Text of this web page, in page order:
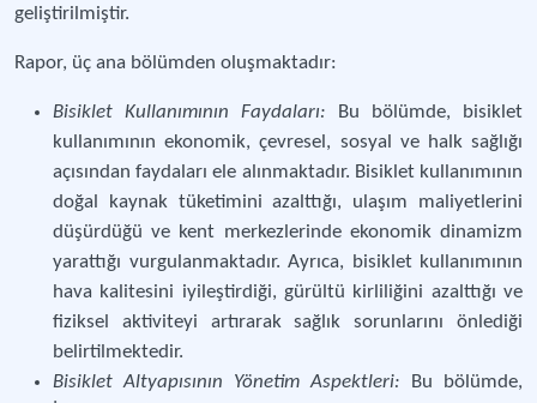
geliştirilmiştir.
Rapor, üç ana bölümden oluşmaktadır:
Bisiklet Kullanımının Faydaları:
Bu bölümde, bisiklet
kullanımının ekonomik, çevresel, sosyal ve halk sağlığı
açısından faydaları ele alınmaktadır. Bisiklet kullanımının
doğal kaynak tüketimini azalttığı, ulaşım maliyetlerini
düşürdüğü ve kent merkezlerinde ekonomik dinamizm
yarattığı vurgulanmaktadır. Ayrıca, bisiklet kullanımının
hava kalitesini iyileştirdiği, gürültü kirliliğini azalttığı ve
fiziksel aktiviteyi artırarak sağlık sorunlarını önlediği
belirtilmektedir.
Bisiklet Altyapısının Yönetim Aspektleri:
Bu bölümde,